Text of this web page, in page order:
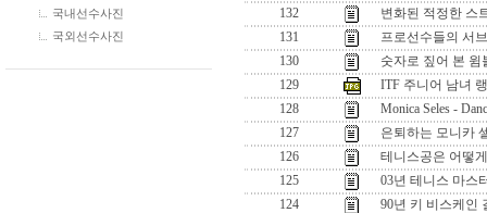
국내선수사진
국외선수사진
132
변화된 적정한 스
131
프로선수들의 서
130
숫자로 짚어 본 윔
129
ITF 주니어 남녀
128
Monica Seles -
127
은퇴하는 모니카
126
테니스공은 어떻
125
03년 테니스 마스
124
90년 키 비스케인